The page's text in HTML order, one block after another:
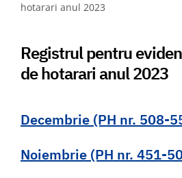
hotarari anul 2023
Registrul pentru
de hotarari anul 2023
Decembrie (PH nr. 508-
Noiembrie (PH nr. 451-